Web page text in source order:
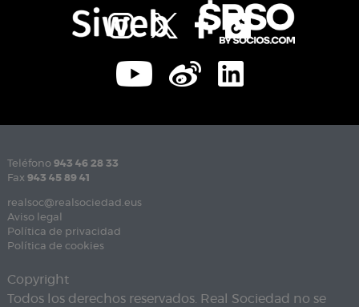
Teléfono 943 46 28 33
Fax 943 45 89 41
realsoc@realsociedad.eus
Aviso legal
Política de privacidad
Política de cookies
Copyright
Todos los derechos reservados. Real Sociedad no se